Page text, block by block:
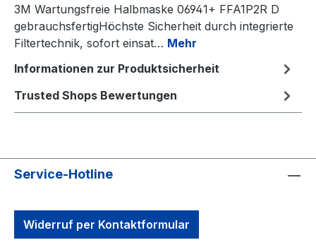
3M Wartungsfreie Halbmaske 06941+ FFA1P2R D
gebrauchsfertigHöchste Sicherheit durch integrierte
Filtertechnik, sofort einsat… Mehr
Informationen zur Produktsicherheit
Trusted Shops Bewertungen
Service-Hotline
Widerruf per Kontaktformular